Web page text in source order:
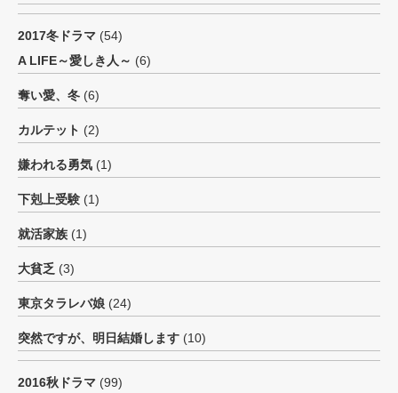
2017冬ドラマ (54)
A LIFE～愛しき人～ (6)
奪い愛、冬 (6)
カルテット (2)
嫌われる勇気 (1)
下剋上受験 (1)
就活家族 (1)
大貧乏 (3)
東京タラレバ娘 (24)
突然ですが、明日結婚します (10)
2016秋ドラマ (99)